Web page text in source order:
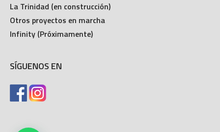
La Trinidad (en construcción)
Otros proyectos en marcha
Infinity (Próximamente)
SÍGUENOS EN